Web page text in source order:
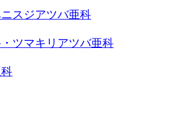
スジアツバ亜科
ツマキリアツバ亜科